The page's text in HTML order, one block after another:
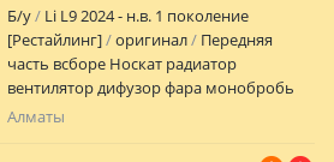
Б/y
Li L9 2024 - н.в. 1 поколение
[Рестайлинг]
оригинал
Передняя
часть всборе Носкат радиатор
вентилятор дифузор фара монобробь
усилитель
Алматы